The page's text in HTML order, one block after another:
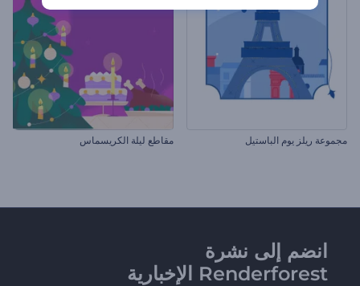
مجموعة ريلز يوم الباستيل مقاطع ليلة الكريسماس
انضم إلى نشرة
Renderforest الإخبارية